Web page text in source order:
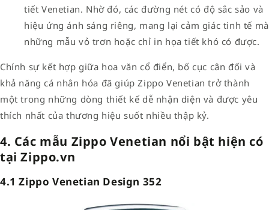
tiết Venetian. Nhờ đó, các đường nét có độ sắc sảo và
hiệu ứng ánh sáng riêng, mang lại cảm giác tinh tế mà
những mẫu vỏ trơn hoặc chỉ in họa tiết khó có được.
Chính sự kết hợp giữa hoa văn cổ điển, bố cục cân đối và
khả năng cá nhân hóa đã giúp Zippo Venetian trở thành
một trong những dòng thiết kế dễ nhận diện và được yêu
thích nhất của thương hiệu suốt nhiều thập kỷ.
4. Các mẫu Zippo Venetian nổi bật hiện có
tại Zippo.vn
4.1 Zippo Venetian Design 352